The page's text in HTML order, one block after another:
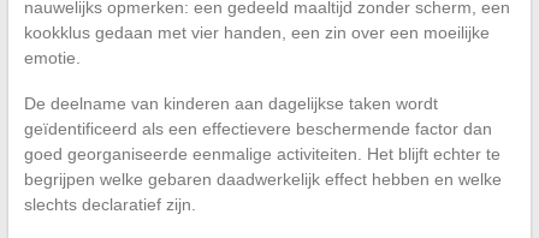
nauwelijks opmerken: een gedeeld maaltijd zonder scherm, een
kookklus gedaan met vier handen, een zin over een moeilijke
emotie.
De deelname van kinderen aan dagelijkse taken wordt
geïdentificeerd als een effectievere beschermende factor dan
goed georganiseerde eenmalige activiteiten. Het blijft echter te
begrijpen welke gebaren daadwerkelijk effect hebben en welke
slechts declaratief zijn.